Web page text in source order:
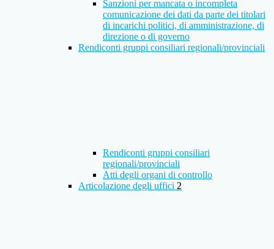
Sanzioni per mancata o incompleta
comunicazione dei dati da parte dei titolari
di incarichi politici, di amministrazione, di
direzione o di governo
Rendiconti gruppi consiliari regionali/provinciali
Rendiconti gruppi consiliari
regionali/provinciali
Atti degli organi di controllo
Articolazione degli uffici 2